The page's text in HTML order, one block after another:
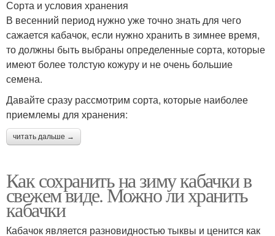
Сорта и условия хранения
В весенний период нужно уже точно знать для чего
сажается кабачок, если нужно хранить в зимнее время,
то должны быть выбраны определенные сорта, которые
имеют более толстую кожуру и не очень большие
семена.
Давайте сразу рассмотрим сорта, которые наиболее
приемлемы для хранения:
читать дальше →
Как сохранить на зиму кабачки в
свежем виде. Можно ли хранить
кабачки
Кабачок является разновидностью тыквы и ценится как